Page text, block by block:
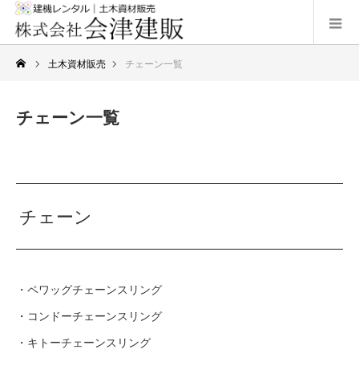
土木資材販売 チェーン一覧
チェーン一覧
チェーン
・ペワッグチェーンスリング
・コンドーチェーンスリング
・キトーチェーンスリング